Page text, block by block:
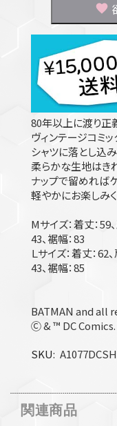
80年以上に渡り正
ヴィンテージコミ
シャツに落とし込み
柔らかな生地はき
ナップで留めれば
軽やかにお楽しみく
Mサイズ：着丈：59
43、裾幅：83
Ｌサイズ：着丈：62
43、裾幅：85
BATMAN and all
Ⓒ & ™ DC
SKU
関連商品